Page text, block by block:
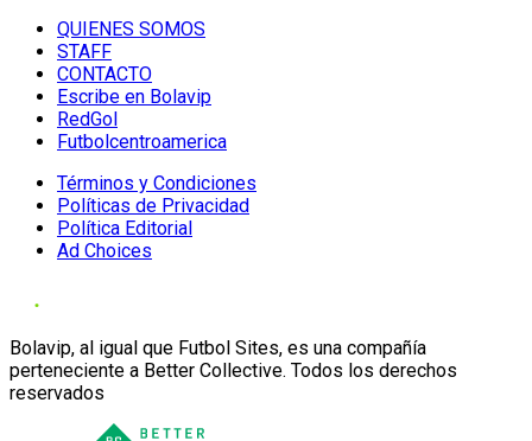
QUIENES SOMOS
STAFF
CONTACTO
Escribe en Bolavip
RedGol
Futbolcentroamerica
Términos y Condiciones
Políticas de Privacidad
Política Editorial
Ad Choices
Bolavip, al igual que Futbol Sites, es una compañía
perteneciente a Better Collective. Todos los derechos
reservados